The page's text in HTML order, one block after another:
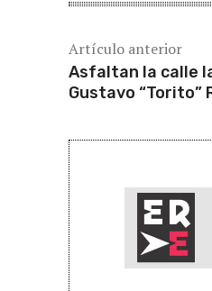
Artículo anterior
Asfaltan la calle
Gustavo “Torito”